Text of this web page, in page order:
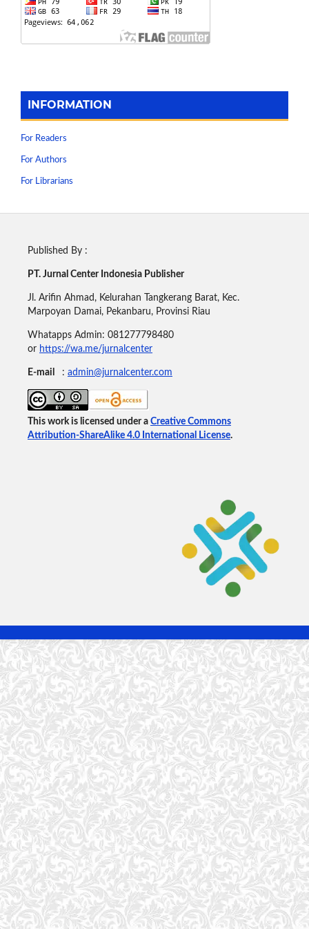
INFORMATION
For Readers
For Authors
For Librarians
Published By :
PT. Jurnal Center Indonesia Publisher
Jl. Arifin Ahmad, Kelurahan Tangkerang Barat, Kec.
Marpoyan Damai, Pekanbaru, Provinsi Riau
Whatapps Admin: 081277798480
or https://wa.me/jurnalcenter
E-mail : admin@jurnalcenter.com
This work is licensed under a Creative Commons
Attribution-ShareAlike 4.0 International License.